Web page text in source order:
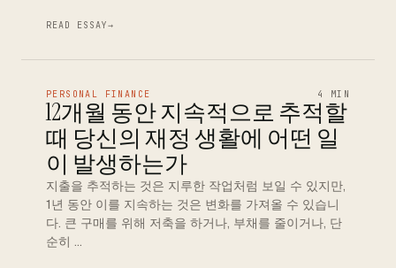
READ ESSAY→
PERSONAL FINANCE 4 MIN
12개월 동안 지속적으로 추적할
때 당신의 재정 생활에 어떤 일
이 발생하는가
지출을 추적하는 것은 지루한 작업처럼 보일 수 있지만,
1년 동안 이를 지속하는 것은 변화를 가져올 수 있습니
다. 큰 구매를 위해 저축을 하거나, 부채를 줄이거나, 단
순히 …